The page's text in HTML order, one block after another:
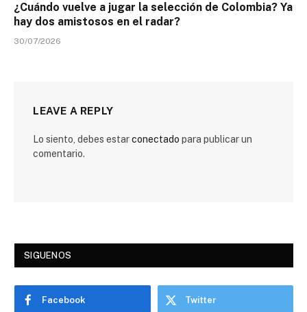
¿Cuándo vuelve a jugar la selección de Colombia? Ya
hay dos amistosos en el radar?
30/07/2026
LEAVE A REPLY
Lo siento, debes estarconectado para publicar un
comentario.
SIGUENOS
Facebook Twitter